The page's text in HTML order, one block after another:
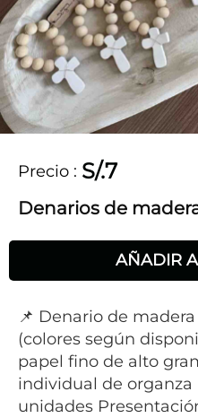
Precio : S/.7
Denarios de
AÑADIR
📌 Denario de
(colores según
papel fino de alto
individual de
unidades